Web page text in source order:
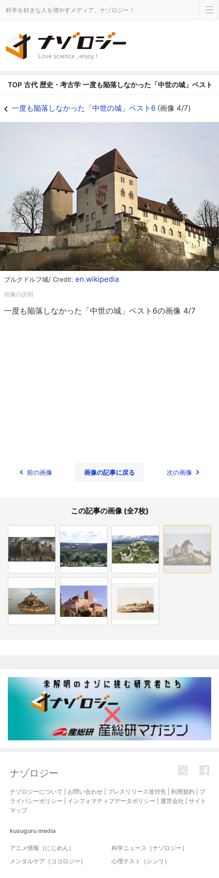
科学を好きな人を増やすメディア、ナゾロジー！
Love science , enjoy !
TOP 古代 歴史・考古学 一度も陥落しなかった「中世の城」ベスト6
一度も陥落しなかった「中世の城」ベスト6 (画像 4/7)
ブルクドルフ城/ Credit: en.wikipedia
一度も陥落しなかった「中世の城」ベスト6の画像 4/7
前の画像 画像の記事に戻る 次の画像
この記事の画像 (全7枚)
ナゾロジー
ナゾロジーについて お問い合わせ プレスリリース送付先 利用規約
プ
ライバシーポリシー
インフォマティブデータポリシー 運営会社
サイト
マップ
kusuguru media
アニメ情報［にじめん］
科学ニュース［ナゾロジー］
メンタルケア［ココロジー］
心理テスト［シンリ］